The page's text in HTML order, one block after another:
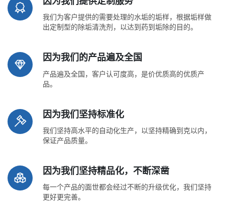
我们为客户提供的需要处理的水垢的垢样，根据垢样做
出定制型的除垢清洗剂，以达到药到垢除的目的。
因为我们的产品遍及全国
产品遍及全国，客户认可度高，是价优质高的优质产
品。
因为我们坚持标准化
我们坚持高水平的自动化生产，以坚持精确到克以内，
保证产品质量。
因为我们坚持精品化，不断深凿
每一个产品的面世都会经过不断的升级优化，我们坚持
更好更完善。